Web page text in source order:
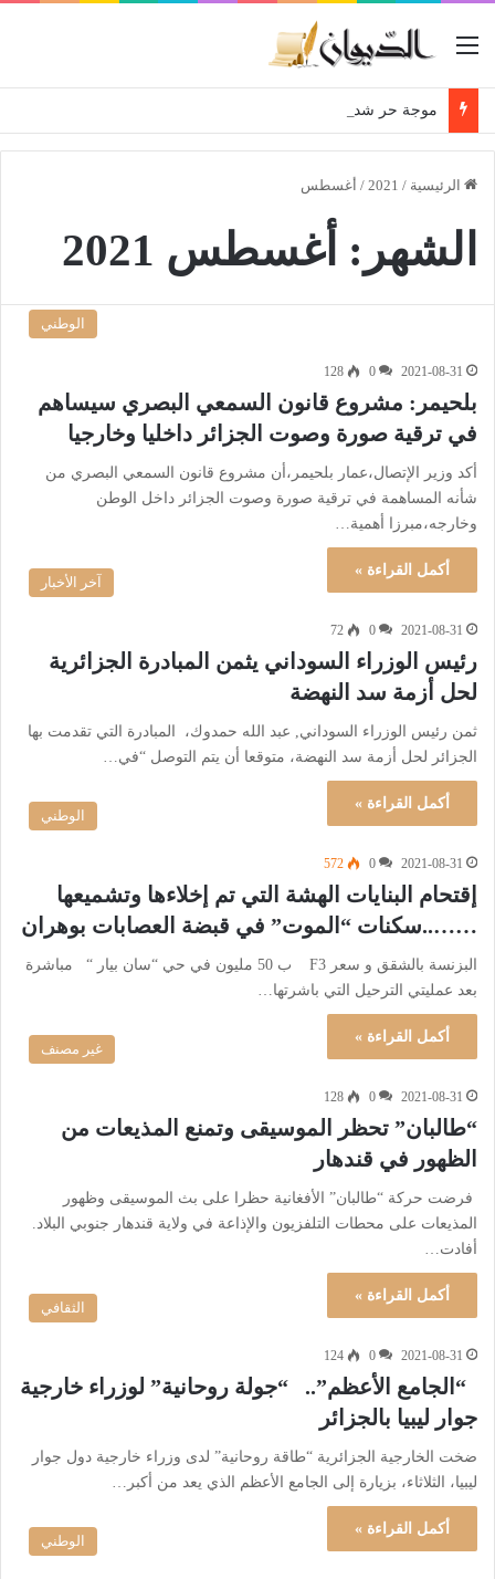
القائمة
موجة حر شديدة تصل لـ45° بهذه الولايات حتى الثلاثاء
الرئيسية /
2021
/ أغسطس
الشهر: أغسطس 2021
الوطني
2021-08-31
0
128
بلحيمر: مشروع قانون السمعي البصري سيساهم
في ترقية صورة وصوت الجزائر داخليا وخارجيا
أكد وزير الإتصال،عمار بلحيمر،أن مشروع قانون السمعي البصري من
شأنه المساهمة في ترقية صورة وصوت الجزائر داخل الوطن
وخارجه،مبرزا أهمية…
أكمل القراءة »
آخر الأخبار
2021-08-31
0
72
رئيس الوزراء السوداني يثمن المبادرة الجزائرية
لحل أزمة سد النهضة
ثمن رئيس الوزراء السوداني, عبد الله حمدوك، المبادرة التي تقدمت بها
الجزائر لحل أزمة سد النهضة، متوقعا أن يتم التوصل “في…
أكمل القراءة »
الوطني
2021-08-31
0
572
إقتحام البنايات الهشة التي تم إخلاءها وتشميعها
……..سكنات “الموت” في قبضة العصابات بوهران
البزنسة بالشقق و سعر F3 ب 50 مليون في حي “سان بيار “ مباشرة
بعد عمليتي الترحيل التي باشرتها…
أكمل القراءة »
غير مصنف
2021-08-31
0
128
“طالبان” تحظر الموسيقى وتمنع المذيعات من
الظهور في قندهار
فرضت حركة “طالبان” الأفغانية حظرا على بث الموسيقى وظهور
المذيعات على محطات التلفزيون والإذاعة في ولاية قندهار جنوبي البلاد.
أفادت…
أكمل القراءة »
الثقافي
2021-08-31
0
124
“الجامع الأعظم”.. “جولة روحانية” لوزراء خارجية
جوار ليبيا بالجزائر
ضخت الخارجية الجزائرية “طاقة روحانية” لدى وزراء خارجية دول جوار
ليبيا، الثلاثاء، بزيارة إلى الجامع الأعظم الذي يعد من أكبر…
أكمل القراءة »
الوطني